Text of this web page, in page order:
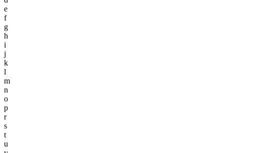
e
f
g
h
i
j
k
l
m
n
o
p
r
s
t
u